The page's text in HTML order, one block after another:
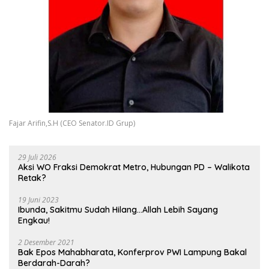
Fajar Arifin,S.H (CEO Senator.ID Grup)
29 Juli 2026
Aksi WO Fraksi Demokrat Metro, Hubungan PD – Walikota
Retak?
19 Juni 2023
Ibunda, Sakitmu Sudah Hilang…Allah Lebih Sayang
Engkau!
2 Desember 2021
Bak Epos Mahabharata, Konferprov PWI Lampung Bakal
Berdarah-Darah?